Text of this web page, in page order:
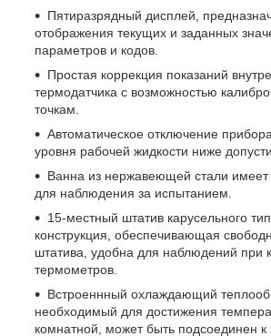
Пятиразрядный дисплей,
отображения текущих и заданных
параметров и кодов.
Простая коррекция показаний
термодатчика с возможностью
точкам.
Автоматическое отключение
уровня рабочей жидкости ниже
Ванна из нержавеющей стали имеет
для наблюдения за испытанием.
15-местный штатив карусельного
конструкция, обеспечивающая
штатива, удобна для наблюдений при
термометров.
Встроеннный охлаждающий
необходимый для достижения
комнатной, может быть подсоединен к